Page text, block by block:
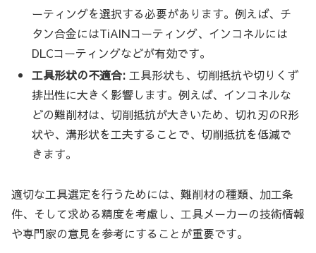
ーティングを選択する必要があります。例えば、チ
タン合金にはTiAlNコーティング、インコネルには
DLCコーティングなどが有効です。
工具形状の不適合: 工具形状も、切削抵抗や切りくず
排出性に大きく影響します。例えば、インコネルな
どの難削材は、切削抵抗が大きいため、切れ刃のR形
状や、溝形状を工夫することで、切削抵抗を低減で
きます。
適切な工具選定を行うためには、難削材の種類、加工条
件、そして求める精度を考慮し、工具メーカーの技術情報
や専門家の意見を参考にすることが重要です。